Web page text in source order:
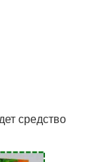
средство